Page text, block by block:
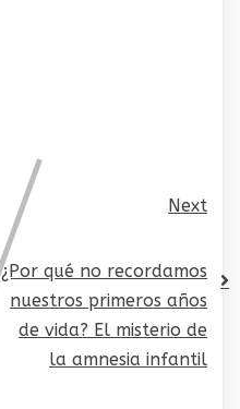
Next
¿Por qué no recordamos
nuestros primeros años
de vida? El misterio de
la amnesia infantil